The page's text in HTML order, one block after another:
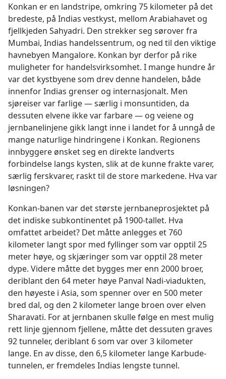
Konkan er en landstripe, omkring 75 kilometer på det
bredeste, på Indias vestkyst, mellom Arabiahavet og
fjellkjeden Sahyadri. Den strekker seg sørover fra
Mumbai, Indias handelssentrum, og ned til den viktige
havnebyen Mangalore. Konkan byr derfor på rike
muligheter for handelsvirksomhet. I mange hundre år
var det kystbyene som drev denne handelen, både
innenfor Indias grenser og internasjonalt. Men
sjøreiser var farlige — særlig i monsuntiden, da
dessuten elvene ikke var farbare — og veiene og
jernbanelinjene gikk langt inne i landet for å unngå de
mange naturlige hindringene i Konkan. Regionens
innbyggere ønsket seg en direkte landverts
forbindelse langs kysten, slik at de kunne frakte varer,
særlig ferskvarer, raskt til de store markedene. Hva var
løsningen?
Konkan-banen var det største jernbaneprosjektet på
det indiske subkontinentet på 1900-tallet. Hva
omfattet arbeidet? Det måtte anlegges et 760
kilometer langt spor med fyllinger som var opptil 25
meter høye, og skjæringer som var opptil 28 meter
dype. Videre måtte det bygges mer enn 2000 broer,
deriblant den 64 meter høye Panval Nadi-viadukten,
den høyeste i Asia, som spenner over en 500 meter
bred dal, og den 2 kilometer lange broen over elven
Sharavati. For at jernbanen skulle følge en mest mulig
rett linje gjennom fjellene, måtte det dessuten graves
92 tunneler, deriblant 6 som var over 3 kilometer
lange. En av disse, den 6,5 kilometer lange Karbude-
tunnelen, er fremdeles Indias lengste tunnel.